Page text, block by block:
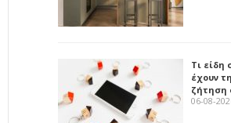
Τι είδη
έχουν
ζήτηση
06-08-